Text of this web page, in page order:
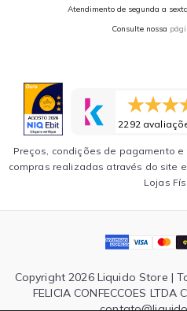
Atendimento de segunda a
Consulte nossa
2292
Preços, condições de pagamento
compras realizadas através do site
Lojas
Copyright 2026 Liquido Store |
FELICIA CONFECCOES LTDA